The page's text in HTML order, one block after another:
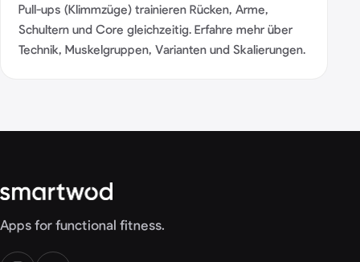
Pull-ups (Klimmzüge) trainieren Rücken, Arme,
Schultern und Core gleichzeitig. Erfahre mehr über
Technik, Muskelgruppen, Varianten und Skalierungen.
Apps for functional fitness.